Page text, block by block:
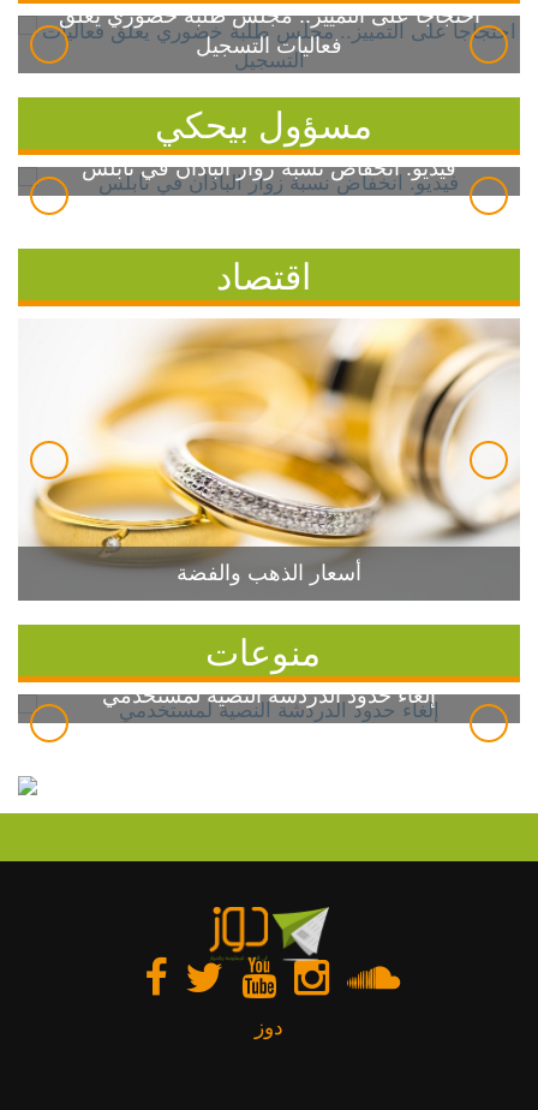
احتجاجاً على التمييز.. مجلس طلبة خضوري يعلق
فعاليات التسجيل
مسؤول بيحكي
فيديو: انخفاض نسبة زوار الباذان في نابلس
اقتصاد
أسعار الذهب والفضة
منوعات
إلغاء حدود الدردشة النصية لمستخدمي
دوز